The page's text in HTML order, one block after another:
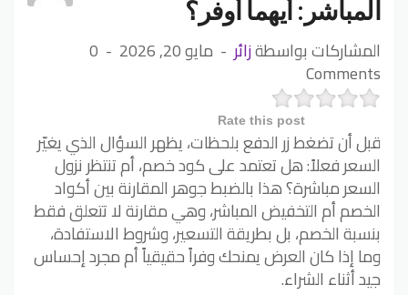
المباشر: أيهما أوفر؟
المشاركات بواسطةزائر مايو 20, 2026 0
Comments
Rate this post
قبل أن تضغط زر الدفع بلحظات، يظهر السؤال الذي يغيّر
السعر فعلاً: هل تعتمد على كود خصم، أم تنتظر نزول
السعر مباشرة؟ هذا بالضبط جوهر المقارنة بين أكواد
الخصم أم التخفيض المباشر، وهي مقارنة لا تتعلق فقط
بنسبة الخصم، بل بطريقة التسعير، وشروط الاستفادة،
وما إذا كان العرض يمنحك وفراً حقيقياً أم مجرد إحساس
جيد أثناء الشراء.